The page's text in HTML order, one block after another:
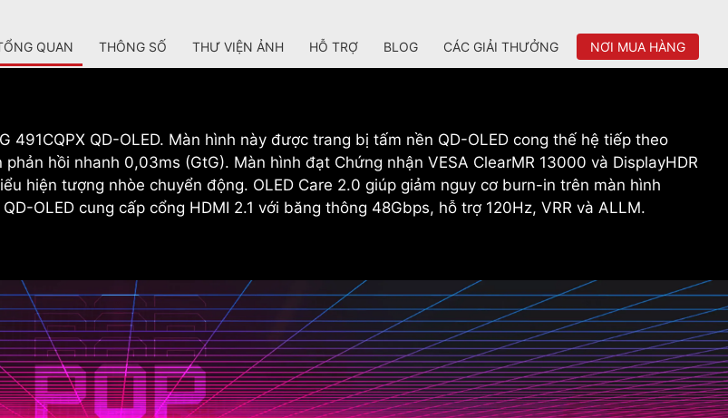
QUAN THÔNG SỐ THƯ VIỆN ẢNH HỖ TRỢ BLOG CÁC GIẢI THƯỞNG NƠI MUA HÀNG
QD-OLED. Màn hình này được trang bị tấm nền QD-OLED cong thế hệ tiếp theo
hồi nhanh 0,03ms (GtG). Màn hình đạt Chứng nhận VESA ClearMR 13000 và DisplayHDR
hiện tượng nhòe chuyển động. OLED Care 2.0 giúp giảm nguy cơ burn-in trên màn hình
OLED cung cấp cổng HDMI 2.1 với băng thông 48Gbps, hỗ trợ 120Hz, VRR và ALLM.